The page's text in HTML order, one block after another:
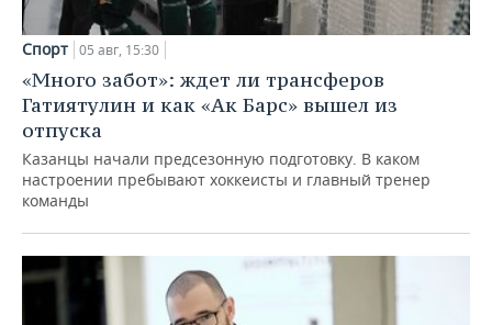
Спорт 05 авг, 15:30
«Много забот»: ждет ли трансферов
Гатиятулин и как «Ак Барс» вышел из
отпуска
Казанцы начали предсезонную подготовку. В каком
настроении пребывают хоккеисты и главный тренер
команды